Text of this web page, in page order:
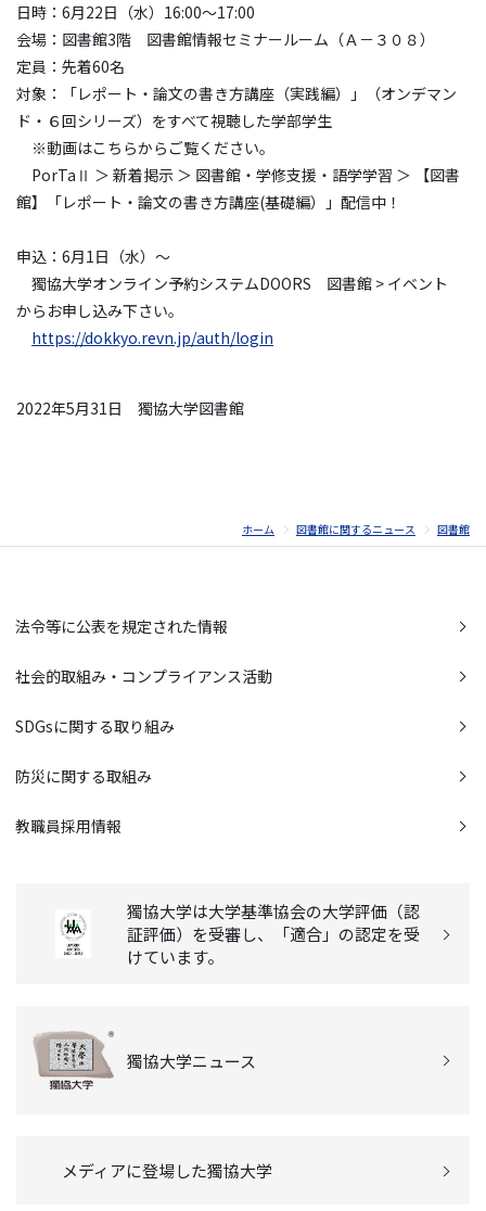
日時：6月22日（水）16:00～17:00
会場：図書館3階 図書館情報セミナールーム（Ａ－３０８）
定員：先着60名
対象：「レポート・論文の書き方講座（実践編）」（オンデマン
ド・６回シリーズ）をすべて視聴した学部学生
※動画はこちらからご覧ください。
PorTaⅡ ＞ 新着掲示 ＞ 図書館・学修支援・語学学習 ＞ 【図書
館】「レポート・論文の書き方講座(基礎編）」配信中！
申込：6月1日（水）～
獨協大学オンライン予約システムDOORS 図書館 > イベント
からお申し込み下さい。
https://dokkyo.revn.jp/auth/login
2022年5月31日 獨協大学図書館
ホーム 図書館に関するニュース 図書館
法令等に公表を規定された情報
社会的取組み・コンプライアンス活動
SDGsに関する取り組み
防災に関する取組み
教職員採用情報
獨協大学は大学基準協会の大学評価（認
証評価）を受審し、「適合」の認定を受
けています。
獨協大学ニュース
メディアに登場した獨協大学